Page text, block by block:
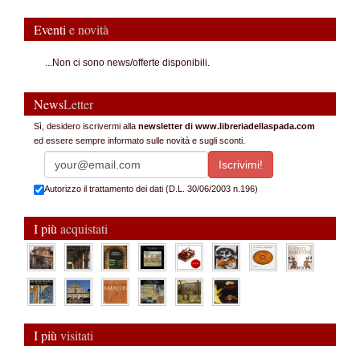
Eventi e novità
...Non ci sono news/offerte disponibili.
NewsLetter
Sì, desidero iscrivermi alla newsletter di www.libreriadellaspada.com
ed essere sempre informato sulle novità e sugli sconti.
Autorizzo il trattamento dei dati (D.L. 30/06/2003 n.196)
I più acquistati
I più visitati